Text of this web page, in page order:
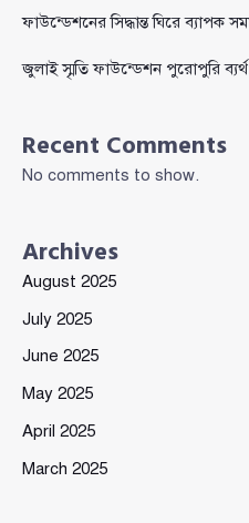
ফাউন্ডেশনের সিদ্ধান্ত ঘিরে ব্যাপক
জুলাই স্মৃতি ফাউন্ডেশন পুরোপুরি
Recent Comments
No comments to show.
Archives
August 2025
July 2025
June 2025
May 2025
April 2025
March 2025